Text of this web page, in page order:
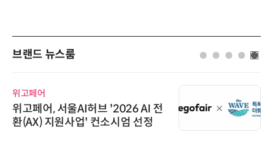
브랜드 뉴스룸
위고페어
위고페어, 서울AI허브 '2026 AI 전
환(AX) 지원사업' 컨소시엄 선정